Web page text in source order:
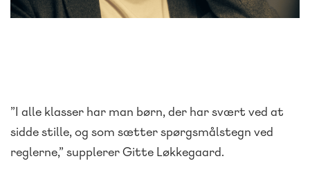
”I alle klasser har man børn, der har svært ved at
sidde stille, og som sætter spørgsmålstegn ved
reglerne,” supplerer Gitte Løkkegaard.